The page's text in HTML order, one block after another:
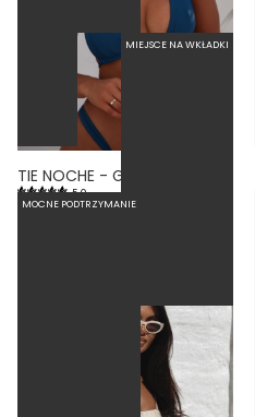
5.0
87,60 zł 219,00 zł
MIEJSCE NA WKŁADKI
MOCNE PODTRZYMANIE